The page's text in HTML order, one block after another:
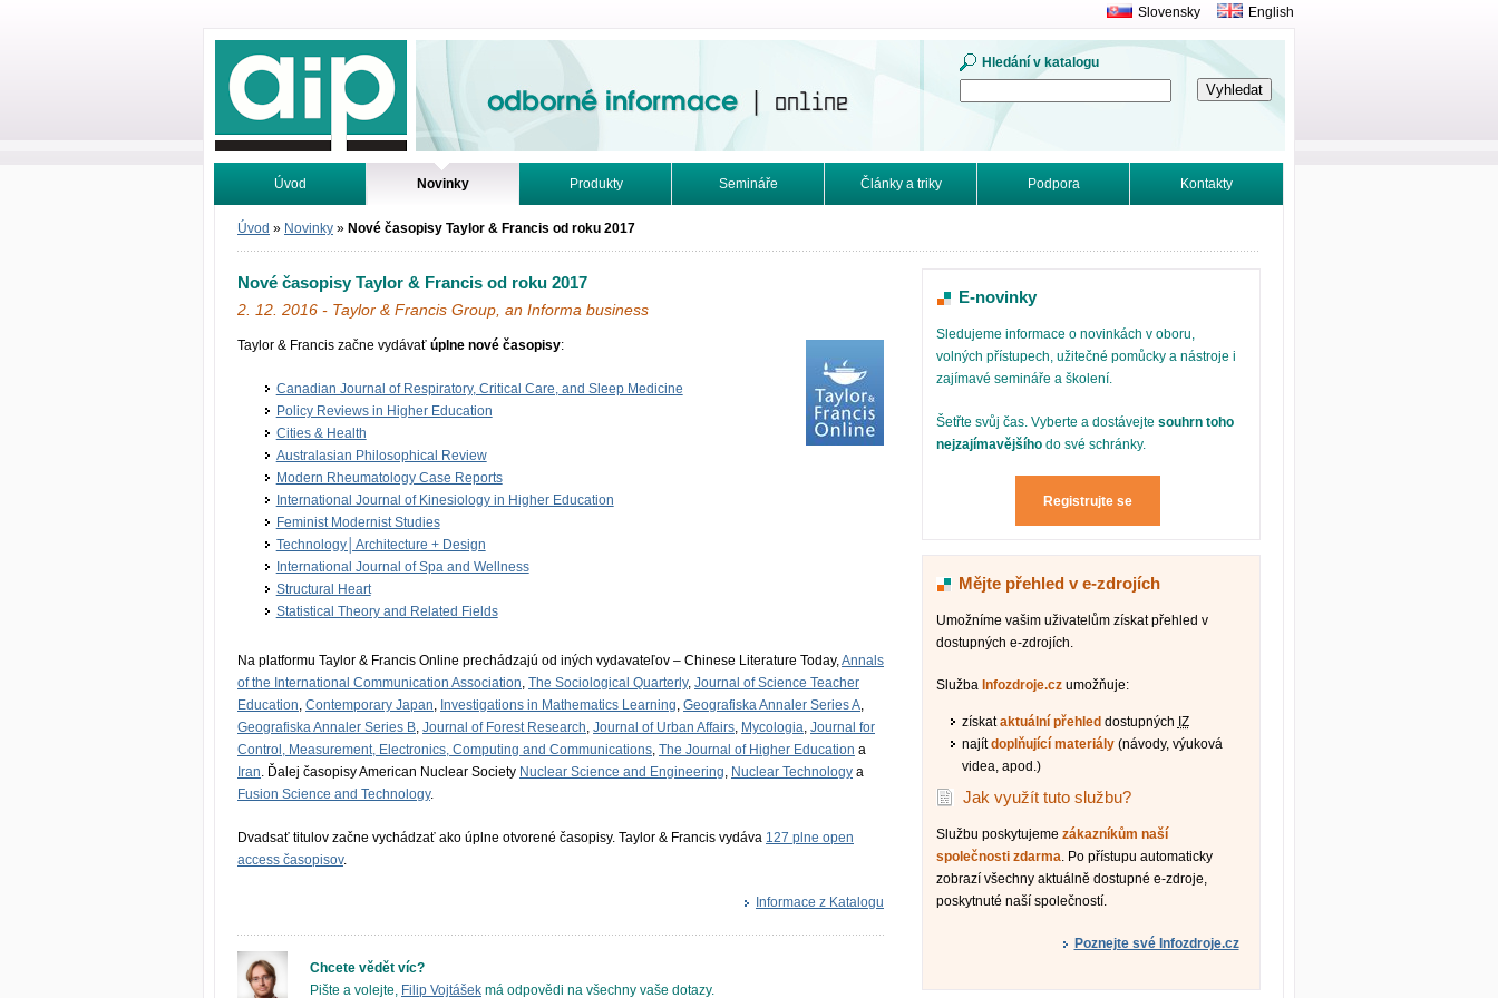
Odborné informace. Online.
Hledání v katalogu
Slovensky English
Úvod Novinky Produkty Semináře Články a triky Podpora Kontakty
Vyhledávání Tutoriály
Úvod » Novinky » Nové časopisy Taylor & Francis od roku 2017
Nové časopisy Taylor & Francis od roku 2017
2. 12. 2016 - Taylor & Francis Group, an Informa business
Taylor & Francis začne vydávať úplne nové časopisy:
Canadian Journal of Respiratory, Critical Care, and Sleep Medicine
Policy Reviews in Higher Education
Cities & Health
Australasian Philosophical Review
Modern Rheumatology Case Reports
International Journal of Kinesiology in Higher Education
Feminist Modernist Studies
Technology│Ar­chitecture + Design
International Journal of Spa and Wellness
Structural Heart
Statistical Theory and Related Fields
Na platformu Taylor & Francis Online prechádzajú od iných vydavateľov – Chinese Literature Today,Annals
of the International Communication Association, The Sociological Quarterly, Journal of Science Teacher
Education, Contemporary Japan, Investigations in Mathematics Learning, Geografiska Annaler Series A,
Geografiska Annaler Series B, Journal of Forest Research, Journal of Urban Affairs, Mycologia, Journal for
Control, Measurement, Electronics, Computing and Communications, The Journal of Higher Education a
Iran. Ďalej časopisy American Nuclear Society Nuclear Science and Engineering, Nuclear Technology a
Fusion Science and Technology.
Dvadsať titulov začne vychádzať ako úplne otvorené časopisy. Taylor & Francis vydáva 127 plne open
access časopisov.
Informace z Katalogu
Chcete vědět víc?
Pište a volejte, Filip Vojtášek má odpovědi na všechny vaše dotazy.
E-novinky
Sledujeme informace o novinkách v oboru,
volných přístupech, užitečné pomůcky a nástroje i
zajímavé semináře a školení.
Šetřte svůj čas. Vyberte a dostávejtesouhrn toho
nejzajímavějšího do své schránky.
Registrujte se
Mějte přehled v e-zdrojích
Umožníme vašim uživatelům získat přehled v
dostupných e-zdrojích.
Služba Infozdroje.cz umožňuje:
získataktuální přehleddostupných IZ
najítdoplňující materiály(návody, výuková
videa, apod.)
Jak využít tuto službu?
Službu poskytujemezákazníkům naší
společnosti zdarma. Po přístupu automaticky
zobrazí všechny aktuálně dostupné e-zdroje,
poskytnuté naší společností.
Poznejte své Infozdroje.cz